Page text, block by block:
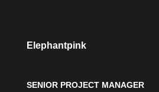
Elephantpink
SENIOR PROJECT MANAGER